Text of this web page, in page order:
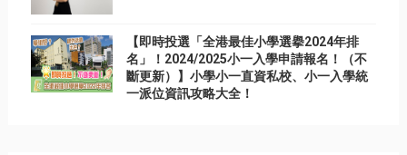
【即時投選「全港最佳小學選擧2024年排
名」！2024/2025小一入學申請報名！（不
斷更新）】小學小一直資私校、小一入學統
一派位資訊攻略大全！